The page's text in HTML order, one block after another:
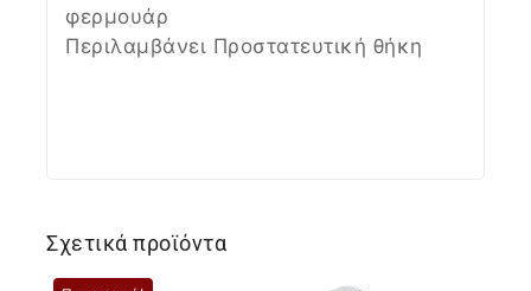
φερμουάρ
Περιλαμβάνει Προστατευτική θήκη
Σχετικά προϊόντα